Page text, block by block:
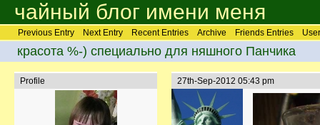
чайный блог имени меня
Previous Entry Next Entry Recent Entries Archive Friends Entries
красота %-) специально для няшного Панчика
Profile 27th-Sep-2012 05:43 pm